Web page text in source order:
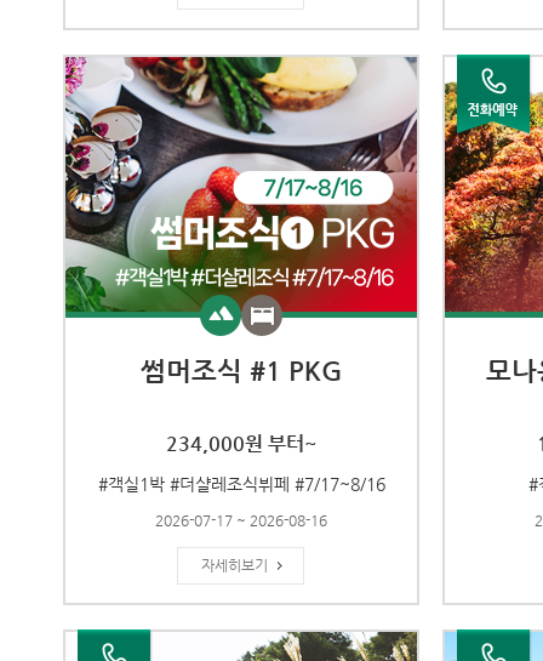
썸머조식 #1 PKG
234,000원 부터~
#객실1박 #더샬레조식뷔페 #7/17~8/16
2026-07-17 ~ 2026-08-16
자세히보기
모
#